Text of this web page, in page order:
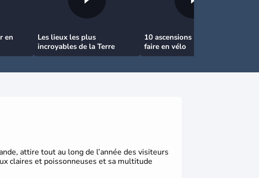
en
Les lieux les plus
incroyables de la Terre
10 ascensions mythiques à
faire en vélo
attire tout au long de l’année des visiteurs
claires et poissonneuses et sa multitude